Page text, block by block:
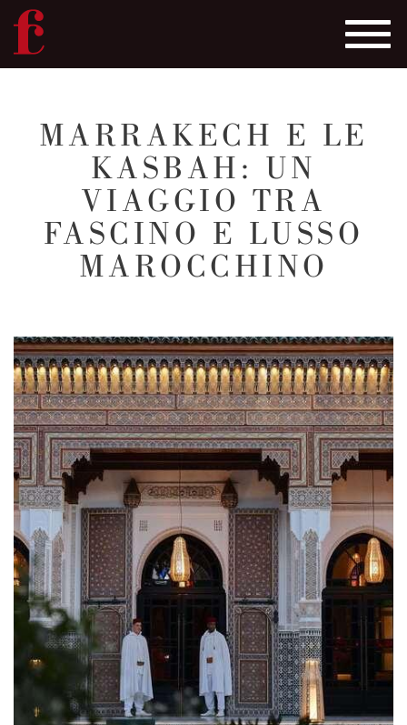
contenuto
Toggle
MARRAKECH E LE
KASBAH: UN
VIAGGIO TRA
FASCINO E LUSSO
MAROCCHINO